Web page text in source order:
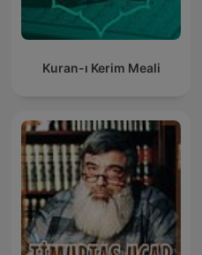
Kuran-ı Kerim Meali